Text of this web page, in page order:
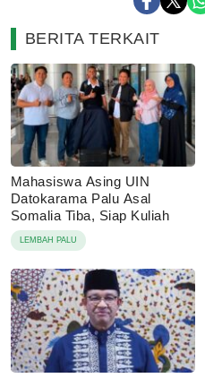
BERITA TERKAIT
Mahasiswa Asing UIN
Datokarama Palu Asal
Somalia Tiba, Siap Kuliah
LEMBAH PALU